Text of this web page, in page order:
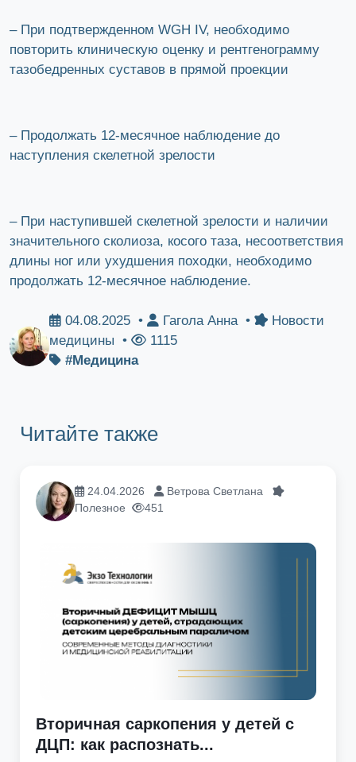
– При подтвержденном WGH IV, необходимо
повторить клиническую оценку и рентгенограмму
тазобедренных суставов в прямой проекции
– Продолжать 12-месячное наблюдение до
наступления скелетной зрелости
– При наступившей скелетной зрелости и наличии
значительного сколиоза, косого таза, несоответствия
длины ног или ухудшения походки, необходимо
продолжать 12-месячное наблюдение.
04.08.2025 • Гагола Анна •
Новости
медицины •
1115
#Медицина
Читайте также
24.04.2026
Ветрова Светлана
Полезное
451
Вторичная саркопения у детей с
ДЦП: как распознать...